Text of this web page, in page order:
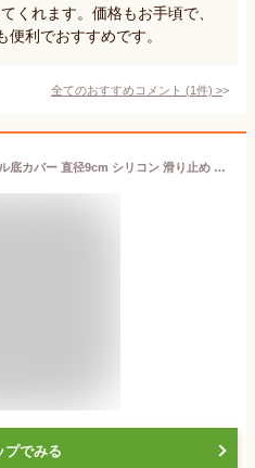
くれます。価格もお手頃で、
利でおすすめです。
全てのおすすめコメント (1件) >
送料無料 水筒底カバー ボトル底カバー 直径9cm シリコン 滑り止め 滑りにくい 傷防止 魔法瓶 マイボトル タンブラー ソフト 柔らかい 無地 シンプル カラバリ豊富
プでみる